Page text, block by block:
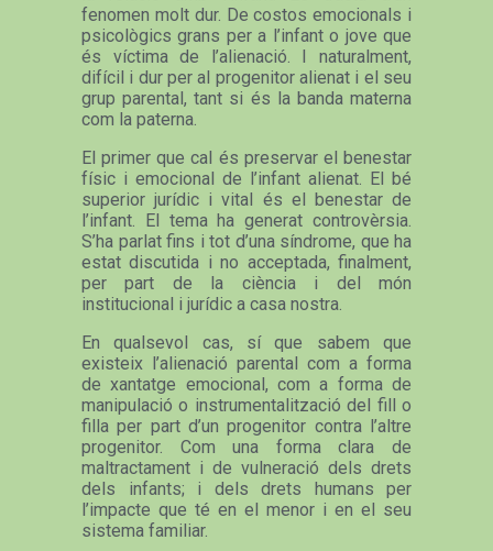
fenomen molt dur. De costos emocionals i
psicològics grans per a l’infant o jove que
és víctima de l’alienació. I naturalment,
difícil i dur per al progenitor alienat i el seu
grup parental, tant si és la banda materna
com la paterna.
El primer que cal és preservar el benestar
físic i emocional de l’infant alienat. El bé
superior jurídic i vital és el benestar de
l’infant. El tema ha generat controvèrsia.
S’ha parlat fins i tot d’una síndrome, que ha
estat discutida i no acceptada, finalment,
per part de la ciència i del món
institucional i jurídic a casa nostra.
En qualsevol cas, sí que sabem que
existeix l’alienació parental com a forma
de xantatge emocional, com a forma de
manipulació o instrumentalització del fill o
filla per part d’un progenitor contra l’altre
progenitor. Com una forma clara de
maltractament i de vulneració dels drets
dels infants; i dels drets humans per
l’impacte que té en el menor i en el seu
sistema familiar.